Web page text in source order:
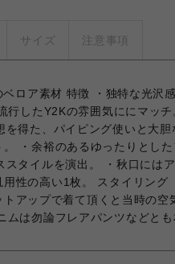
サイズ 注意事項
ロア素材 特徴 ・独特な光沢
行したY2Kの雰囲気ににマッ
得た、パイピング使いと大胆
・余裕のあるゆったりとし
スタイルを演出。 ・秋口には
性の高い1枚。 スタイリング
アップで着て頂くと当時の空
は勿論フレアパンツなどとも